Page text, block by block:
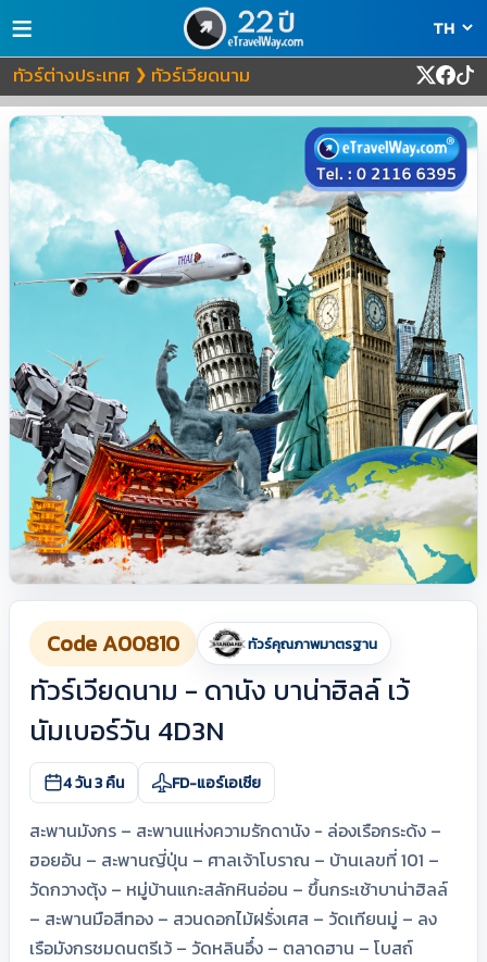
≡
ทัวร์ต่างประเทศ ❯ ทัวร์เวียดนาม
Code A00810 ทัวร์คุณภาพมาตรฐาน
ทัวร์เวียดนาม - ดานัง บาน่าฮิลล์ เว้
นัมเบอร์วัน 4D3N
4 วัน 3 คืน FD-แอร์เอเชีย
สะพานมังกร – สะพานแห่งความรักดานัง - ล่องเรือกระด้ง –
ฮอยอัน – สะพานญี่ปุ่น – ศาลเจ้าโบราณ – บ้านเลขที่ 101 –
วัดกวางตุ้ง – หมู่บ้านแกะสลักหินอ่อน – ขึ้นกระเช้าบาน่าฮิลล์
– สะพานมือสีทอง – สวนดอกไม้ฝรั่งเศส – วัดเทียนมู่ – ลง
เรือมังกรชมดนตรีเว้ – วัดหลินอึ๋ง – ตลาดฮาน – โบสถ์